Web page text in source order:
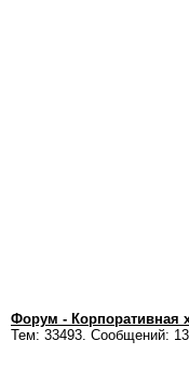
Форум - Корпоративная
Тем: 33493. Сообщений: